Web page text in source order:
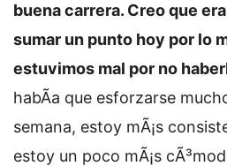
buena carrera. Creo que
sumar un punto hoy por lo
estuvimos mal por no
habÃ­a que esforzarse
semana, estoy mÃ¡s
estoy un poco mÃ¡s